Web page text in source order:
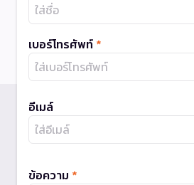
เบอร์โทรศัพท์ *
อีเมล์
ข้อความ *